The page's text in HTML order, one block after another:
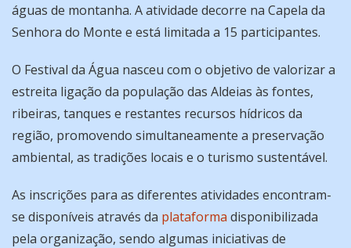
águas de montanha. A atividade decorre na Capela da
Senhora do Monte e está limitada a 15 participantes.
O Festival da Água nasceu com o objetivo de valorizar a
estreita ligação da população das Aldeias às fontes,
ribeiras, tanques e restantes recursos hídricos da
região, promovendo simultaneamente a preservação
ambiental, as tradições locais e o turismo sustentável.
As inscrições para as diferentes atividades encontram-
se disponíveis através da plataforma disponibilizada
pela organização, sendo algumas iniciativas de